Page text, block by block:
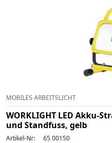
MOBILES ARBEITSLICHT
WORKLIGHT LED Akku-
und Standfuss, gelb
Artikel-Nr: 65 00150